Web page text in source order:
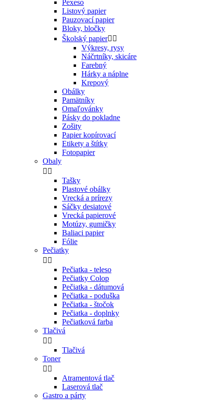
Pexeso
Listový papier
Pauzovací papier
Bloky, bločky
Školský papier 
Výkresy, rysy
Náčrtníky, skicáre
Farebný
Hárky a náplne
Krepový
Obálky
Pamätníky
Omaľovánky
Pásky do pokladne
Zošity
Papier kopírovací
Etikety a štítky
Fotopapier
Obaly
 
Tašky
Plastové obálky
Vrecká a prírezy
Sáčky desiatové
Vrecká papierové
Motúzy, gumičky
Baliaci papier
Fólie
Pečiatky
 
Pečiatka - teleso
Pečiatky Colop
Pečiatka - dátumová
Pečiatka - poduška
Pečiatka - štočok
Pečiatka - doplnky
Pečiatková farba
Tlačivá
 
Tlačivá
Toner
 
Atramentová tlač
Laserová tlač
Gastro a párty